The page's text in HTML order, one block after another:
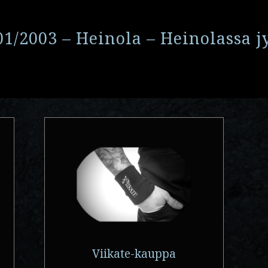
2003 – Heinola – Heinolassa
Viikate-kauppa